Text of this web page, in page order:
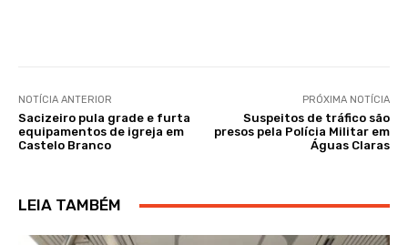
NOTÍCIA ANTERIOR
Sacizeiro pula grade e furta
equipamentos de igreja em
Castelo Branco
PRÓXIMA NOTÍCIA
Suspeitos de tráfico são
presos pela Polícia Militar em
Águas Claras
LEIA TAMBÉM